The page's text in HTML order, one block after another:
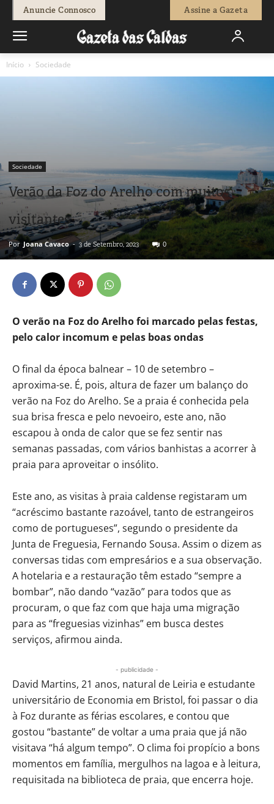
Anuncie Connosco Assine a Gazeta
Início Sociedade
Sociedade
Verão da Foz do Arelho com muitos
visitantes
Por Joana Cavaco - 3 de Setembro, 2023 0
O verão na Foz do Arelho foi marcado pelas festas,
pelo calor incomum e pelas boas ondas
O final da época balnear – 10 de setembro –
aproxima-se. É, pois, altura de fazer um balanço do
verão na Foz do Arelho. Se a praia é conhecida pela
sua brisa fresca e pelo nevoeiro, este ano, não
escapou à onda de calor que se fez sentir nas
semanas passadas, com vários banhistas a acorrer à
praia para aproveitar o insólito.
Este ano, as visitas à praia caldense registaram um
“acréscimo bastante razoável, tanto de estrangeiros
como de portugueses”, segundo o presidente da
Junta de Freguesia, Fernando Sousa. Assim o dizem as
conversas tidas com empresários e a sua observação.
A hotelaria e a restauração têm estado “sempre a
bombar”, não dando “vazão” para todos que as
procuram, o que faz com que haja uma migração
para as “freguesias vizinhas” em busca destes
serviços, afirmou ainda.
- publicidade -
David Martins, 21 anos, natural de Leiria e estudante
universitário de Economia em Bristol, foi passar o dia
à Foz durante as férias escolares, e contou que
gostou “bastante” de voltar a uma praia que já não
visitava “há algum tempo”. O clima foi propício a bons
momentos em família, mergulhos na lagoa e à leitura,
requisitada na biblioteca de praia, que encerra hoje.